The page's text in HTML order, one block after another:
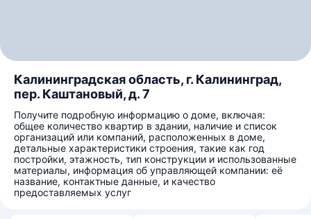
Калининградская область, г. Калининград,
пер. Каштановый, д. 7
Получите подробную информацию о доме, включая:
общее количество квартир в здании, наличие и список
организаций или компаний, расположенных в доме,
детальные характеристики строения, такие как год
постройки, этажность, тип конструкции и использованные
материалы, информация об управляющей компании: её
название, контактные данные, и качество
предоставляемых услуг